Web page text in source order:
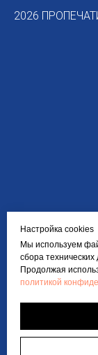
Настройка cookies
Мы используем
сбора
Продолжая
политикой
2026
Политика
Требования к